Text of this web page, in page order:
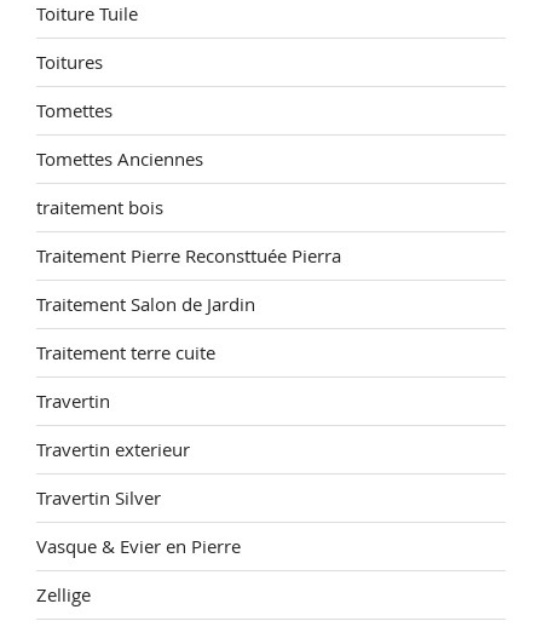
Toiture Tuile
Toitures
Tomettes
Tomettes Anciennes
traitement bois
Traitement Pierre Reconsttuée Pierra
Traitement Salon de Jardin
Traitement terre cuite
Travertin
Travertin exterieur
Travertin Silver
Vasque & Evier en Pierre
Zellige